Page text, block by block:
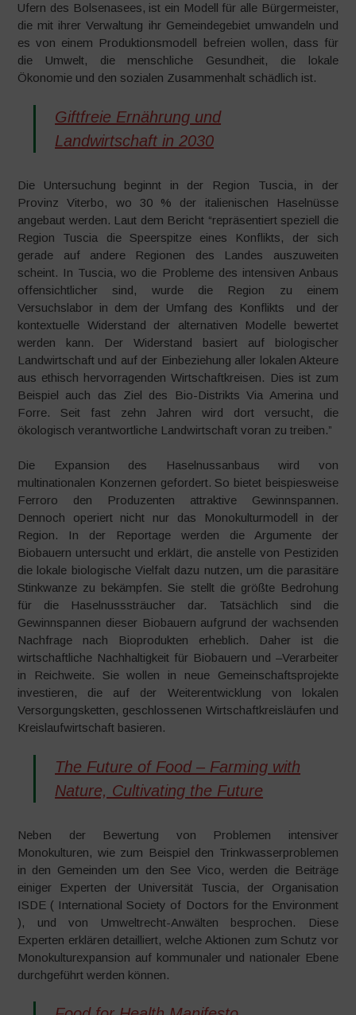
Ufern des Bolsenasees, ist ein Modell für alle Bürgermeister,
die mit ihrer Verwaltung ihr Gemeindegebiet umwandeln und
es von einem Produktionsmodell befreien wollen, dass für
die Umwelt, die menschliche Gesundheit, die lokale
Ökonomie und den sozialen Zusammenhalt schädlich ist.
Giftfreie Ernährung und
Landwirtschaft in 2030
Die Untersuchung beginnt in der Region Tuscia, in der
Provinz Viterbo, wo 30 % der italienischen Haselnüsse
angebaut werden. Laut dem Bericht “repräsentiert speziell die
Region Tuscia die Speerspitze eines Konflikts, der sich
gerade auf andere Regionen des Landes auszuweiten
scheint. In Tuscia, wo die Probleme des intensiven Anbaus
offensichtlicher sind, wurde die Region zu einem
Versuchslabor in dem der Umfang des Konflikts und der
kontextuelle Widerstand der alternativen Modelle bewertet
werden kann. Der Widerstand basiert auf biologischer
Landwirtschaft und auf der Einbeziehung aller lokalen Akteure
aus ethisch hervorragenden Wirtschaftkreisen. Dies ist zum
Beispiel auch das Ziel des Bio-Distrikts Via Amerina und
Forre. Seit fast zehn Jahren wird dort versucht, die
ökologisch verantwortliche Landwirtschaft voran zu treiben.”
Die Expansion des Haselnussanbaus wird von
multinationalen Konzernen gefordert. So bietet beispiesweise
Ferroro den Produzenten attraktive Gewinnspannen.
Dennoch operiert nicht nur das Monokulturmodell in der
Region. In der Reportage werden die Argumente der
Biobauern untersucht und erklärt, die anstelle von Pestiziden
die lokale biologische Vielfalt dazu nutzen, um die parasitäre
Stinkwanze zu bekämpfen. Sie stellt die größte Bedrohung
für die Haselnusssträucher dar. Tatsächlich sind die
Gewinnspannen dieser Biobauern aufgrund der wachsenden
Nachfrage nach Bioprodukten erheblich. Daher ist die
wirtschaftliche Nachhaltigkeit für Biobauern und –Verarbeiter
in Reichweite. Sie wollen in neue Gemeinschaftsprojekte
investieren, die auf der Weiterentwicklung von lokalen
Versorgungsketten, geschlossenen Wirtschaftkreisläufen und
Kreislaufwirtschaft basieren.
The Future of Food – Farming with
Nature, Cultivating the Future
Neben der Bewertung von Problemen intensiver
Monokulturen, wie zum Beispiel den Trinkwasserproblemen
in den Gemeinden um den See Vico, werden die Beiträge
einiger Experten der Universität Tuscia, der Organisation
ISDE ( International Society of Doctors for the Environment
), und von Umweltrecht-Anwälten besprochen. Diese
Experten erklären detailliert, welche Aktionen zum Schutz vor
Monokulturexpansion auf kommunaler und nationaler Ebene
durchgeführt werden können.